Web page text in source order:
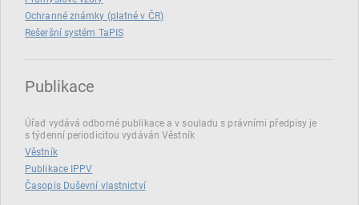
Ochranné známky (platné v ČR)
Rešeršní systém TaPIS
Publikace
Úřad vydává odborné publikace a v souladu s právními předpisy je
s týdenní periodicitou vydáván Věstník
Věstník
Publikace IPPV
Časopis Duševní vlastnictví